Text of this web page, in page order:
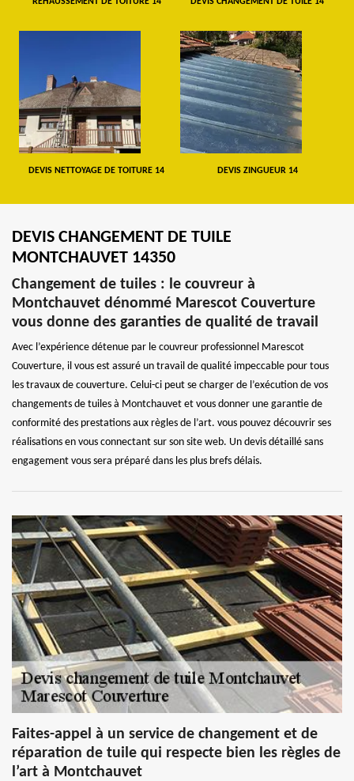
DEVIS NETTOYAGE DE TOITURE 14 DEVIS ZINGUEUR 14
DEVIS CHANGEMENT DE TUILE
MONTCHAUVET 14350
Changement de tuiles : le couvreur à
Montchauvet dénommé Marescot Couverture
vous donne des garanties de qualité de travail
Avec l’expérience détenue par le couvreur professionnel Marescot
Couverture, il vous est assuré un travail de qualité impeccable pour tous
les travaux de couverture. Celui-ci peut se charger de l’exécution de vos
changements de tuiles à Montchauvet et vous donner une garantie de
conformité des prestations aux règles de l’art. vous pouvez découvrir ses
réalisations en vous connectant sur son site web. Un devis détaillé sans
engagement vous sera préparé dans les plus brefs délais.
Faites-appel à un service de changement et de
réparation de tuile qui respecte bien les règles de
l’art à Montchauvet